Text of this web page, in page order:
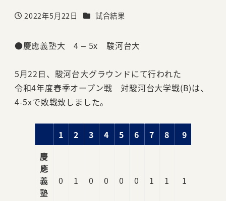
投稿日
2022年5月22日 カテゴリー
試合結果
●慶應義塾大 4 – 5x 駿河台大
5月22日、駿河台大グラウンドにて行われた
令和4年度春季オープン戦 対駿河台大学戦(B)は、
4-5xで敗戦致しました。
1 2 3 4 5 6 7 8 9
慶
應
義
塾
0 1 0 0 0 0 1 1 1